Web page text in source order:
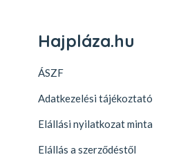
Hajpláza.hu
ÁSZF
Adatkezelési tájékoztató
Elállási nyilatkozat minta
Elállás a szerződéstől